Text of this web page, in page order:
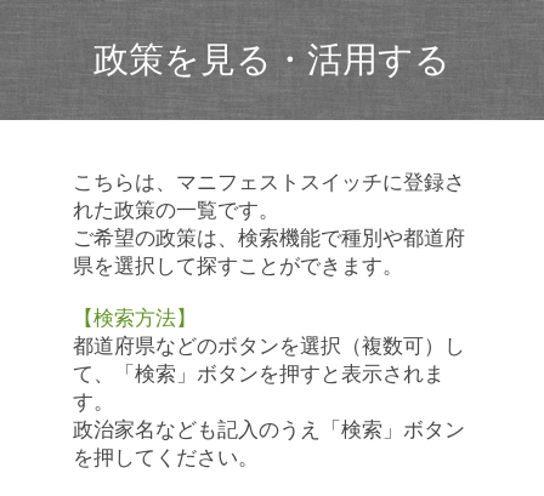
政策を見る・活用する
こちらは、マニフェストスイッチに登録さ
れた政策の一覧です。
ご希望の政策は、検索機能で種別や都道府
県を選択して探すことができます。
【検索方法】
都道府県などのボタンを選択（複数可）し
て、「検索」ボタンを押すと表示されま
す。
政治家名なども記入のうえ「検索」ボタン
を押してください。